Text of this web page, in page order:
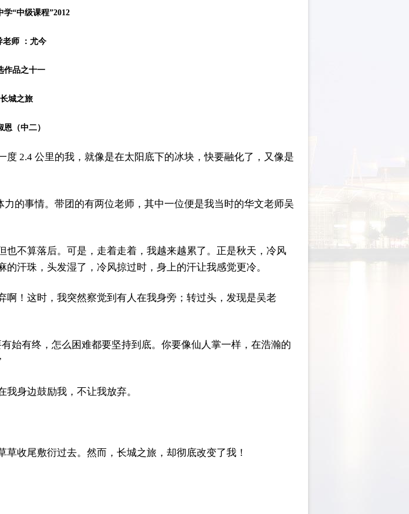
学“中级课程”2012
老师 ：尤今
作品之十一
长城之旅
恩（中二）
2.4 公里的我，就像是在太阳底下的冰块，快要融化了，又像是
的事情。带团的有两位老师，其中一位便是我当时的华文老师吴
不算落后。可是，走着走着，我越来越累了。正是秋天，冷风
汗珠，头发湿了，冷风掠过时，身上的汗让我感觉更冷。
！这时，我突然察觉到有人在我身旁；转过头，发现是吴老
始有终，怎么困难都要坚持到底。你要像仙人掌一样，在浩瀚的
身边鼓励我，不让我放弃。
收尾敷衍过去。然而，长城之旅，却彻底改变了我！